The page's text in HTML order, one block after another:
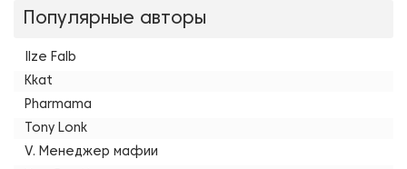
Популярные авторы
Ilze Falb
Kkat
Pharmama
Tony Lonk
V. Менеджер мафии